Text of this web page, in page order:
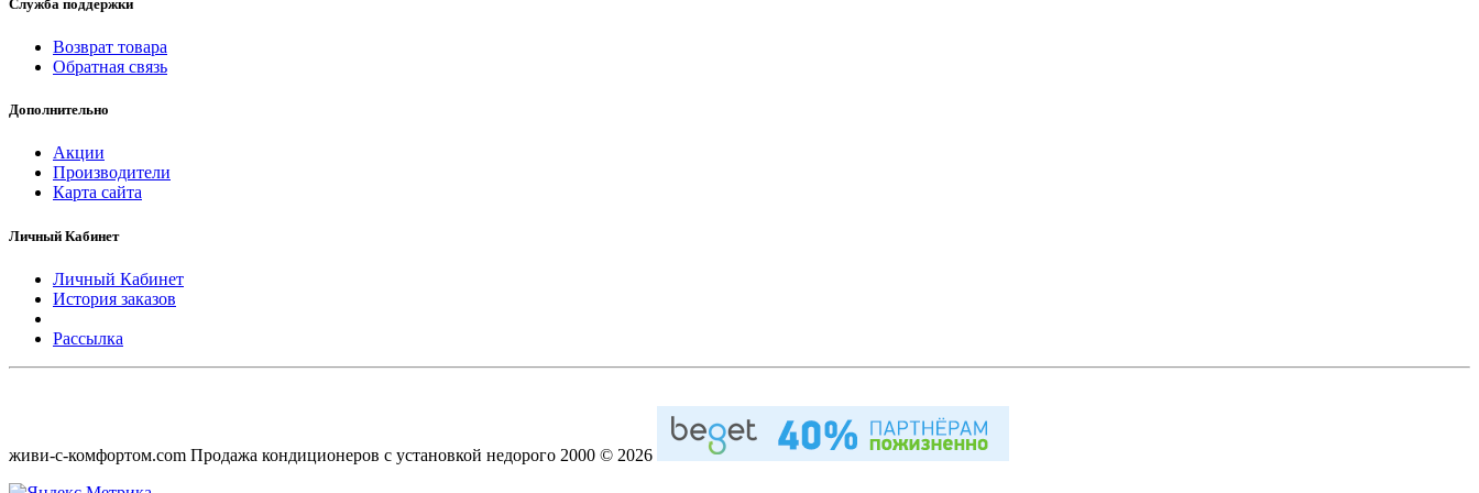
Авто режим
Ночной режим
Турборежим
Дисплей
I Feel
Да
Служба поддержки
Возврат товара
Обратная связь
Дополнительно
Акции
Производители
Карта сайта
Личный Кабинет
Личный Кабинет
История заказов
Рассылка
живи-с-комфортом.com Продажа кондиционеров с установкой недорого 2000 © 2026